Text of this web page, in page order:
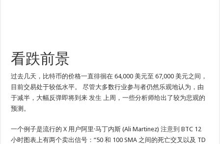
看跌前景
过去几天，比特币的价格一直徘徊在 64,000 美元至 67,000 美元之间，
目前交易处于较低水平。 尽管大多数行业参与者仍然乐观地认为，由
于减半，大幅反弹即将到来 发生 上周，一些分析师给出了较为悲观的
预测。
一个例子是流行的 X 用户阿里·马丁内斯 (Ali Martinez)注意到 BTC 12
小时图表上有两个卖出信号：“50 和 100 SMA 之间的死亡交叉以及 TD